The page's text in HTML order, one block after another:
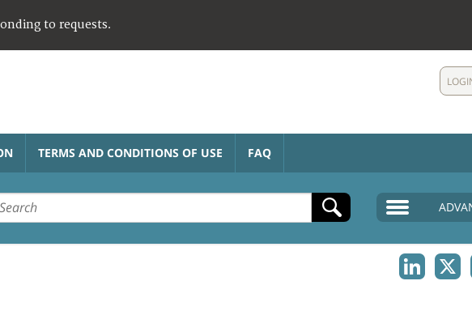
to requests.
TERMS AND CONDITIONS OF USE FAQ